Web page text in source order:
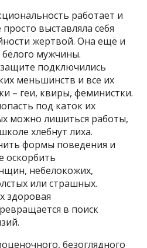
работает и
выставляла себя
жертвой. Она ещё и
белого мужчины.
подключились
меньшинств и все их
– геи, квиры, феминистки.
под каток их
можно лишиться работы,
хлебнут лиха.
формы поведения и
оскорбить
небелокожих,
или страшных.
здоровая
в поиск
безоглядного